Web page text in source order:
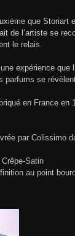
que Storiart
de l’artiste se
le relais.
expérience
parfums se
en France
par Colissimo
Satin
au point